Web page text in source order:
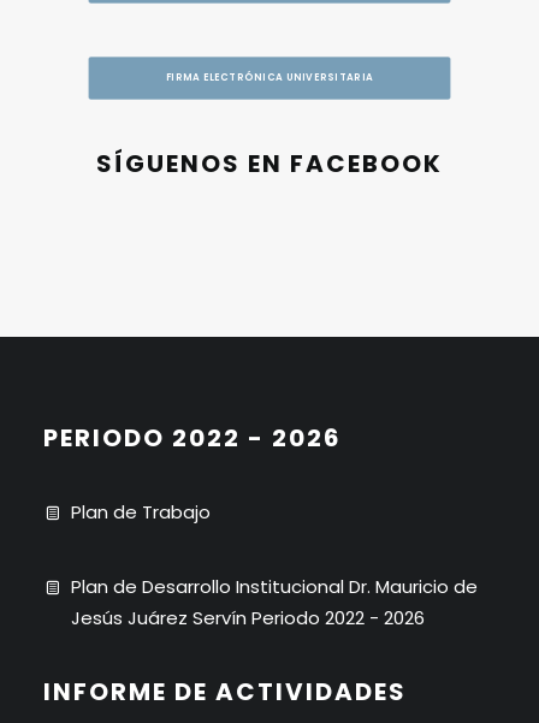
FIRMA ELECTRÓNICA UNIVERSITARIA
SÍGUENOS EN FACEBOOK
PERIODO 2022 - 2026
Plan de Trabajo
Plan de Desarrollo Institucional Dr. Mauricio de
Jesús Juárez Servín Periodo 2022 - 2026
INFORME DE ACTIVIDADES